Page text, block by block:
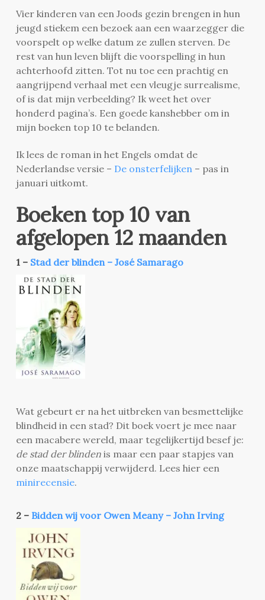
Vier kinderen van een Joods gezin brengen in hun
jeugd stiekem een bezoek aan een waarzegger die
voorspelt op welke datum ze zullen sterven. De
rest van hun leven blijft die voorspelling in hun
achterhoofd zitten. Tot nu toe een prachtig en
aangrijpend verhaal met een vleugje surrealisme,
of is dat mijn verbeelding? Ik weet het over
honderd pagina’s. Een goede kanshebber om in
mijn boeken top 10 te belanden.
Ik lees de roman in het Engels omdat de
Nederlandse versie – De onsterfelijken – pas in
januari uitkomt.
Boeken top 10 van
afgelopen 12 maanden
1 – Stad der blinden – José Samarago
Wat gebeurt er na het uitbreken van besmettelijke
blindheid in een stad? Dit boek voert je mee naar
een macabere wereld, maar tegelijkertijd besef je:
de stad der blindenis maar een paar stapjes van
onze maatschappij verwijderd. Lees hier een
minirecensie.
2 –Bidden wij voor Owen Meany – John Irving